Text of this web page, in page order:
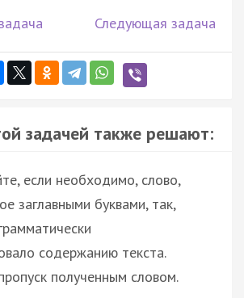
Следующая задача
задачей также решают:
если необходимо, слово,
заглавными буквами, так,
содержанию текста.
полученным словом.